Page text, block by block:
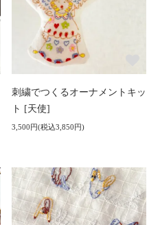
刺繍でつくるオーナメントキッ
ト [天使]
3,500円(税込3,850円)